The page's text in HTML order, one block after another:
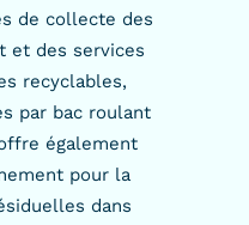
de collecte des
et des services
recyclables,
par bac roulant
également
pour la
dans